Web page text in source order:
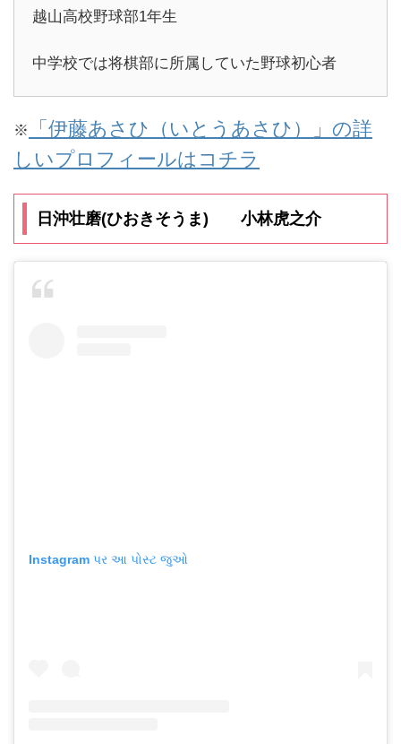
越山高校野球部1年生
中学校では将棋部に所属していた野球初心者
※
「伊藤あさひ（いとうあさひ）」の詳
しいプロフィールはコチラ
日沖壮磨(ひおきそうま) 小林虎之介
Instagram પર આ પોસ્ટ જુઓ